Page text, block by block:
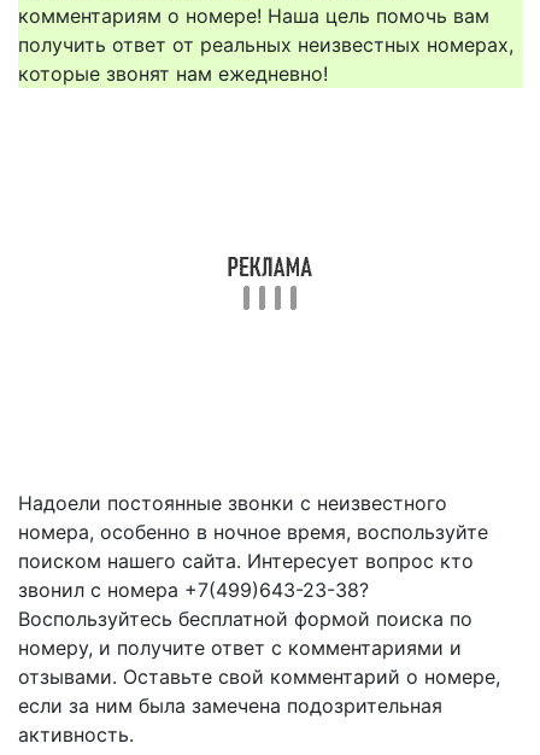
комментариям о номере! Наша цель помочь вам
получить ответ от реальных неизвестных номерах,
которые звонят нам ежедневно!
Надоели постоянные звонки с неизвестного
номера, особенно в ночное время, воспользуйте
поиском нашего сайта. Интересует вопрос кто
звонил с номера +7(499)643-23-38?
Воспользуйтесь бесплатной формой поиска по
номеру, и получите ответ с комментариями и
отзывами. Оставьте свой комментарий о номере,
если за ним была замечена подозрительная
активность.